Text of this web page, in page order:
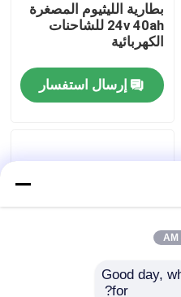
كهربائية
بطارية الليثيوم المصغرة
24v 40ah للشاحنات
الكهربائية
إرسال استفسار
Good day,
for?